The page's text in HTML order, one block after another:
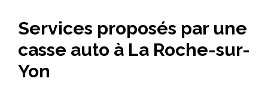
Services proposés par une
casse auto à La Roche-sur-
Yon